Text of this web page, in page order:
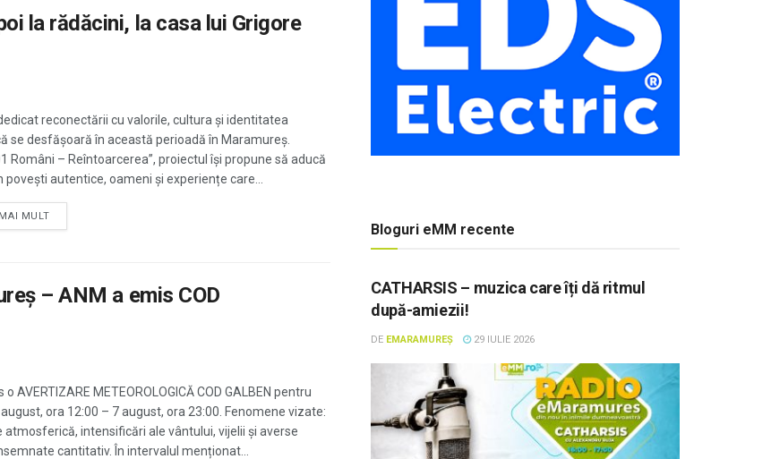
la rădăcini, la casa lui Grigore
reconectării cu valorile, cultura și identitatea
se desfășoară în această perioadă în Maramureș.
Români – Reîntoarcerea”, proiectul își propune să aducă
povești autentice, oameni și experiențe care...
MULT
– ANM a emis COD
AVERTIZARE METEOROLOGICĂ COD GALBEN pentru
ora 12:00 – 7 august, ora 23:00. Fenomene vizate:
atmosferică, intensificări ale vântului, vijelii și averse
cantitativ. În intervalul menționat...
Bloguri eMM recente
CATHARSIS – muzica care îți dă ritmul
după-amiezii!
DE EMARAMUREȘ 29 IULIE 2026